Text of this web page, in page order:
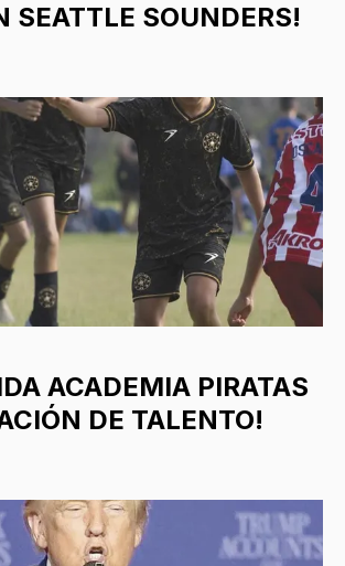
SEATTLE SOUNDERS!
ACADEMIA PIRATAS
DE TALENTO!